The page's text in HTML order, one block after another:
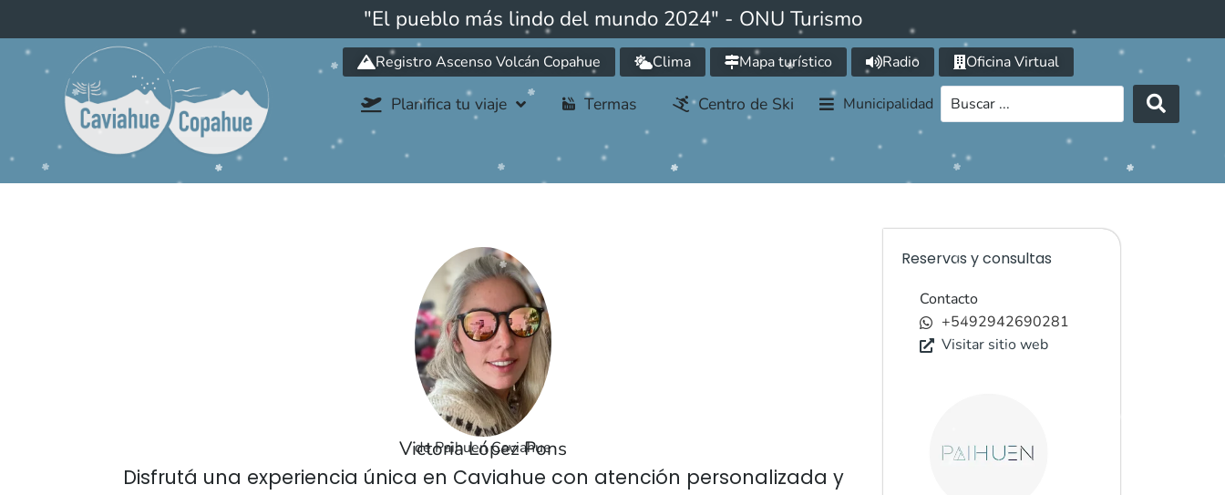
"El pueblo más lindo del mundo 2024" - ONU Turismo
Registro Ascenso Volcán Copahue Clima Mapa turístico Radio Oficina Virtual
Planifica tu viaje Termas Centro de Ski Municipalidad
Victoria López Pons
de Paihuen Caviahue
Disfrutá una experiencia única en Caviahue con atención personalizada y
Reservas y consultas
Contacto
+5492942690281
Visitar sitio web